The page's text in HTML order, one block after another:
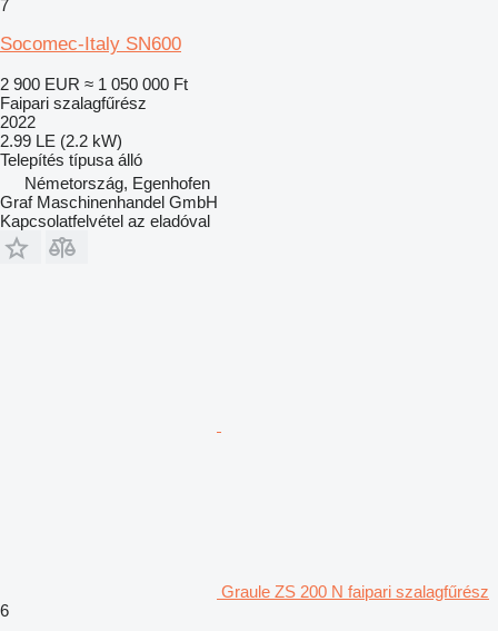
7
Socomec-Italy SN600
2 900 EUR ≈ 1 050 000 Ft
Faipari szalagfűrész
2022
2.99 LE (2.2 kW)
Telepítés típusa álló
Németország, Egenhofen
Graf Maschinenhandel GmbH
Kapcsolatfelvétel az eladóval
Graule ZS 200 N faipari szalagfűrész
6